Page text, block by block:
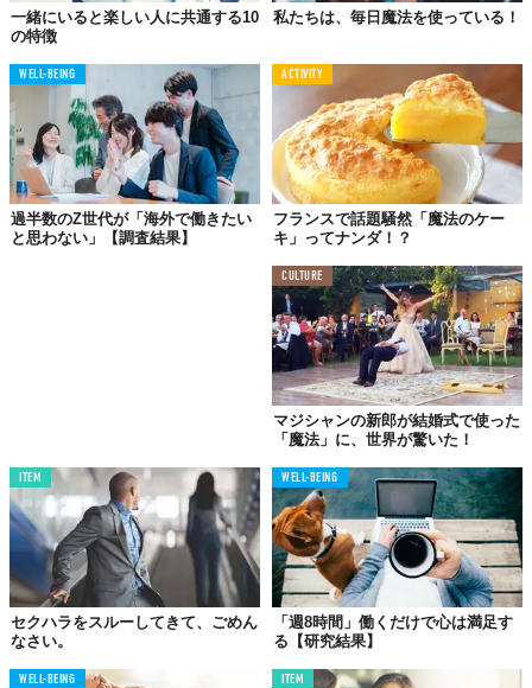
一緒にいると楽しい人に共通する10
の特徴
私たちは、毎日魔法を使っている！
WELL-BEING
過半数のZ世代が「海外で働きたい
と思わない」【調査結果】
ACTIVITY
フランスで話題騒然「魔法のケー
キ」ってナンダ！？
CULTURE
マジシャンの新郎が結婚式で使った
「魔法」に、世界が驚いた！
ITEM
セクハラをスルーしてきて、ごめん
なさい。
WELL-BEING
「週8時間」働くだけで心は満足す
る【研究結果】
WELL-BEING ITEM